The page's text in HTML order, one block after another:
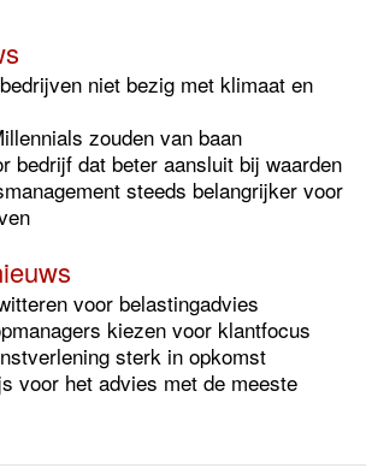
niet bezig met klimaat en
zouden van baan
bedrijf dat beter aansluit bij waarden
steeds belangrijker voor
voor belastingadvies
kiezen voor klantfocus
sterk in opkomst
voor het advies met de meeste